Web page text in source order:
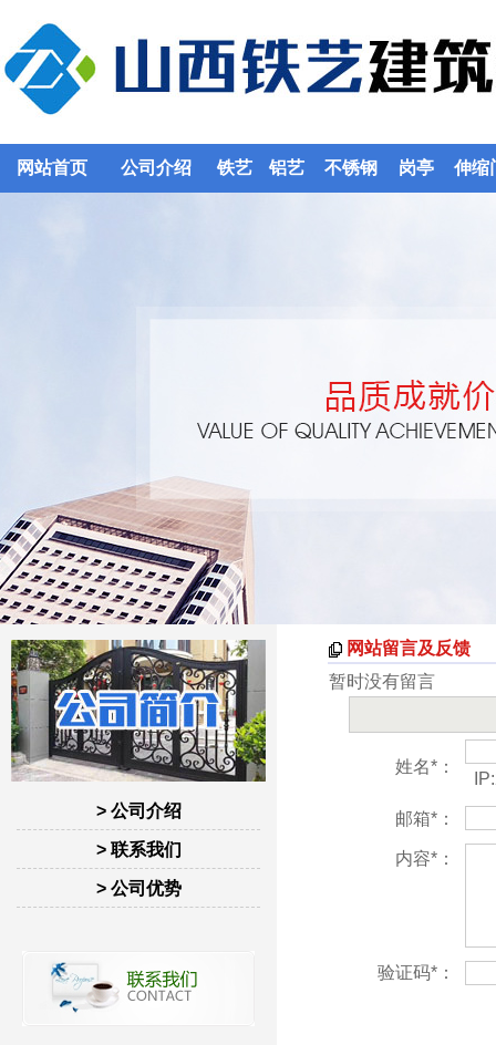
网站首页 公司介绍 铁艺 铝艺 不锈钢 岗亭 伸缩
> 公司介绍
> 联系我们
> 公司优势
网站留言及反馈
暂时没有留言
姓名*：
邮箱*：
内容*：
验证码*：